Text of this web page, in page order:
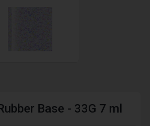
Base - 33G 7 ml